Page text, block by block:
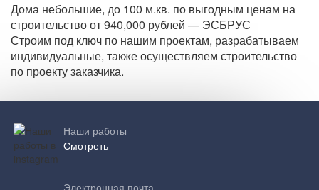
Дома небольшие, до 100 м.кв. по выгодным ценам на
строительство от 940,000 рублей — ЭСБРУС
Строим под ключ по нашим проектам, разрабатываем
индивидуальные, также осуществляем строительство
по проекту заказчика.
Наши работы
Смотреть